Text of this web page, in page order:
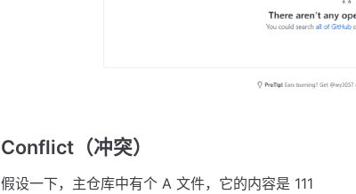
Conflict（冲突）
假设一下，主仓库中有个 A 文件，它的内容是 111